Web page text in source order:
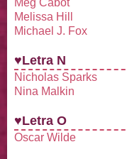
Meg Cabot
Melissa Hill
Michael J. Fox
♥Letra N
Nicholas Sparks
Nina Malkin
♥Letra O
Oscar Wilde